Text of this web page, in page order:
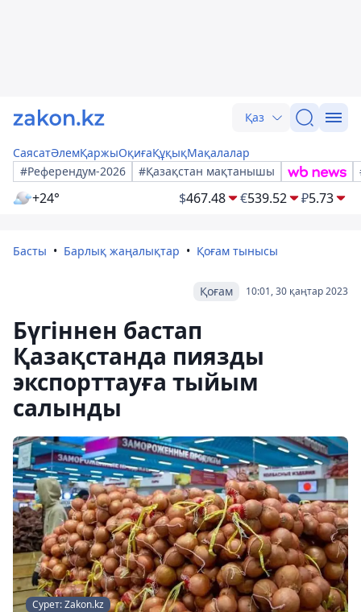
Қаз
СаясатӘлемҚаржыОқиғаҚұқықМақалалар
#Референдум-2026
#Қазақстан мақтанышы
+24° $467.48 €539.52 ₽5.73
Басты Барлық жаңалықтар Қоғам тынысы
10:01, 30 қаңтар 2023
Қоғам
Бүгіннен бастап
Қазақстанда пиязды
экспорттауға тыйым
салынды
Сурет: Zakon.kz